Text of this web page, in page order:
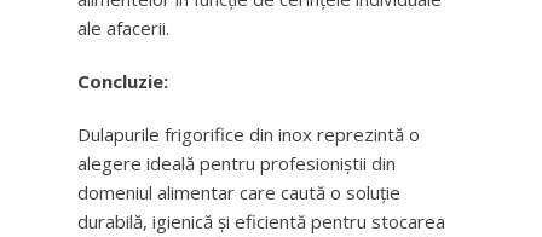
ale afacerii.
Concluzie:
Dulapurile frigorifice din inox reprezintă o
alegere ideală pentru profesioniștii din
domeniul alimentar care caută o soluție
durabilă, igienică și eficientă pentru stocarea